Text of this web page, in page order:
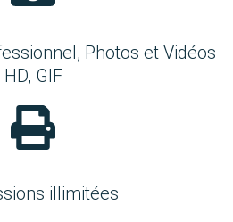
Photos et Vidéos
HD, GIF
illimitées